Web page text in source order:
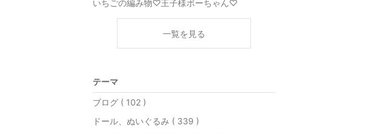
いちごの編み物♡王子様ボーちゃん♡
一覧を見る
テーマ
ブログ ( 102 )
ドール、ぬいぐるみ ( 339 )